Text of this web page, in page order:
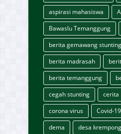
aspirasi mahasiswa
Bawaslu Temanggung
berita gemawang stunting
berita madrasah
berita temanggung
cegah stunting
cerita
corona virus
Covid-19
dema
desa krempong